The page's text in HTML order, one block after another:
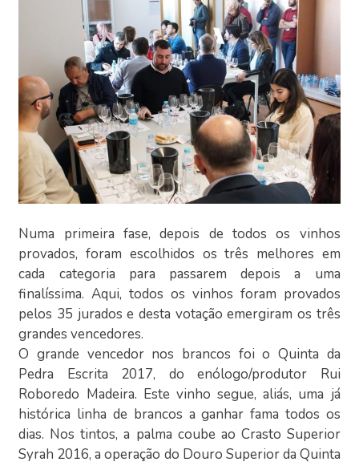
Numa primeira fase, depois de todos os vinhos
provados, foram escolhidos os três melhores em
cada categoria para passarem depois a uma
finalíssima. Aqui, todos os vinhos foram provados
pelos 35 jurados e desta votação emergiram os três
grandes vencedores.
O grande vencedor nos brancos foi o Quinta da
Pedra Escrita 2017, do enólogo/produtor Rui
Roboredo Madeira. Este vinho segue, aliás, uma já
histórica linha de brancos a ganhar fama todos os
dias. Nos tintos, a palma coube ao Crasto Superior
Syrah 2016, a operação do Douro Superior da Quinta